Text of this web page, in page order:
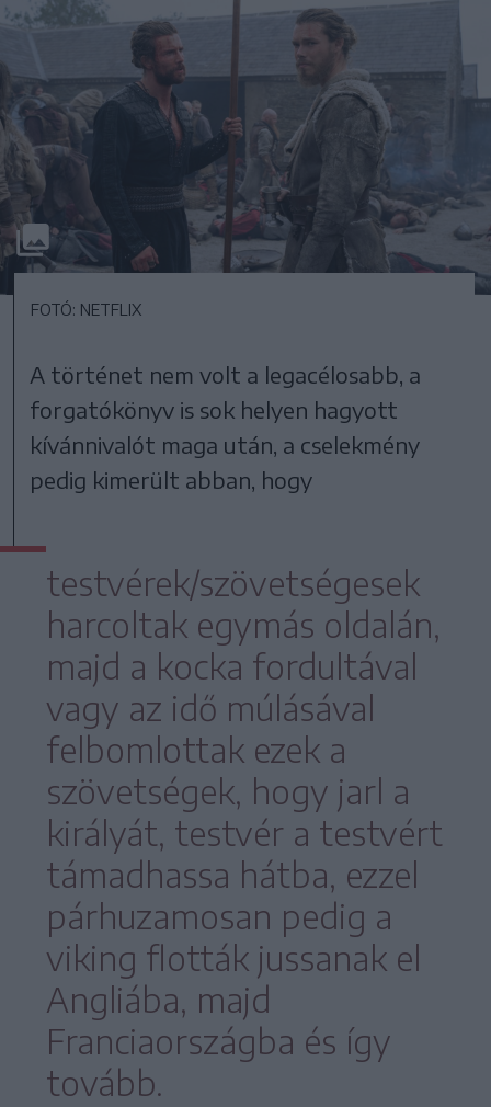
FOTÓ: NETFLIX
A történet nem volt a legacélosabb, a
forgatókönyv is sok helyen hagyott
kívánnivalót maga után, a cselekmény
pedig kimerült abban, hogy
testvérek/szövetségesek
harcoltak egymás oldalán,
majd a kocka fordultával
vagy az idő múlásával
felbomlottak ezek a
szövetségek, hogy jarl a
királyát, testvér a testvért
támadhassa hátba, ezzel
párhuzamosan pedig a
viking flották jussanak el
Angliába, majd
Franciaországba és így
tovább.